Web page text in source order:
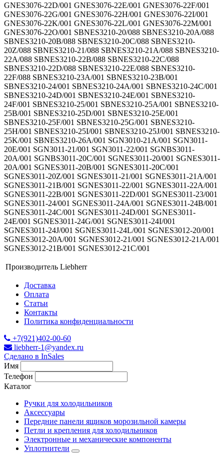
GNES3076-22D/001 GNES3076-22E/001 GNES3076-22F/001
GNES3076-22G/001 GNES3076-22H/001 GNES3076-22I/001
GNES3076-22K/001 GNES3076-22L/001 GNES3076-22M/001
GNES3076-22O/001 SBNES3210-20/088 SBNES3210-20A/088
SBNES3210-20B/088 SBNES3210-20C/088 SBNES3210-
20Z/088 SBNES3210-21/088 SBNES3210-21A/088 SBNES3210-
22A/088 SBNES3210-22B/088 SBNES3210-22C/088
SBNES3210-22D/088 SBNES3210-22E/088 SBNES3210-
22F/088 SBNES3210-23A/001 SBNES3210-23B/001
SBNES3210-24/001 SBNES3210-24A/001 SBNES3210-24C/001
SBNES3210-24D/001 SBNES3210-24E/001 SBNES3210-
24F/001 SBNES3210-25/001 SBNES3210-25A/001 SBNES3210-
25B/001 SBNES3210-25D/001 SBNES3210-25E/001
SBNES3210-25F/001 SBNES3210-25G/001 SBNES3210-
25H/001 SBNES3210-25I/001 SBNES3210-25J/001 SBNES3210-
25K/001 SBNES3210-26A/001 SGN3010-21A/001 SGN3011-
20E/001 SGN3011-21/001 SGN3011-22/001 SGNBS3011-
20A/001 SGNBS3011-20C/001 SGNES3011-20/001 SGNES3011-
20A/001 SGNES3011-20B/001 SGNES3011-20C/001
SGNES3011-20Z/001 SGNES3011-21/001 SGNES3011-21A/001
SGNES3011-21B/001 SGNES3011-22/001 SGNES3011-22A/001
SGNES3011-22B/001 SGNES3011-22D/001 SGNES3011-23/001
SGNES3011-24/001 SGNES3011-24A/001 SGNES3011-24B/001
SGNES3011-24C/001 SGNES3011-24D/001 SGNES3011-
24E/001 SGNES3011-24G/001 SGNES3011-24I/001
SGNES3011-24J/001 SGNES3011-24L/001 SGNES3012-20/001
SGNES3012-20A/001 SGNES3012-21/001 SGNES3012-21A/001
SGNES3012-21B/001 SGNES3012-21C/001
Производитель Liebherr
Доставка
Оплата
Статьи
Контакты
Политика конфиденциальности
+7(921)402-00-60
liebherr-1@yandex.ru
Сделано в InSales
Имя
Телефон
Каталог
Ручки для холодильников
Аксессуары
Передние панели ящиков морозильной камеры
Петли и крепления для холодильников
Электронные и механические компоненты
Уплотнители